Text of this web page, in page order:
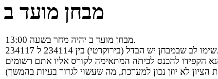
מבחן מועד ב
מבחן מועד ב יהיה מחר בשעה 13:00.
בין 234114 ל 234117.